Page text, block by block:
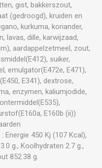
gist, bakkerszout,
(gedroogd), kruiden en
kurkuma, koriander,
lavas, dille, karwijzaad,
aardappelzetmeel, zout,
suiker,
emulgator(E472e, E471),
E341), dextrose,
enzymen, kaliumjodide,
E160b (ii))
Energie 450 Kj (107 Kcal),
g., Koolhydraten 2.7 g.,
852.38 g.